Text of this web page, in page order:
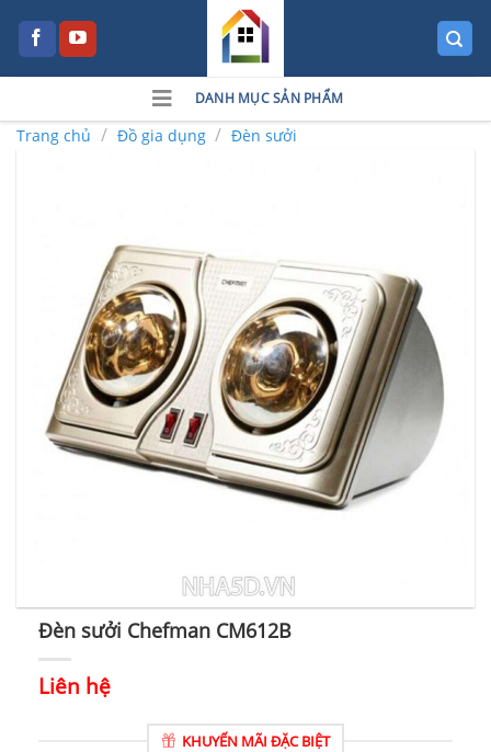
DANH MỤC SẢN PHẨM
Trang chủ / Đồ gia dụng / Đèn sưởi
Đèn sưởi Chefman CM612B
Liên hệ
KHUYẾN MÃI ĐẶC BIỆT